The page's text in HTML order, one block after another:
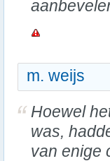
m. weijs
Hoewel
was,
van enige